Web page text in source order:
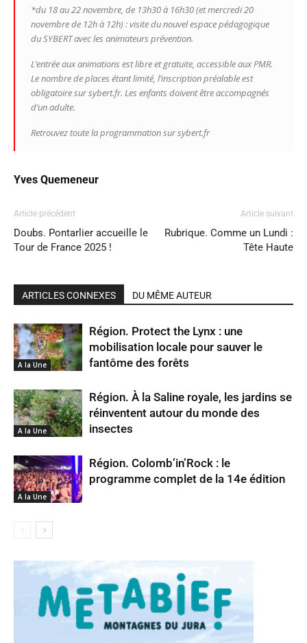
*du 18 au 22 novembre, de 13h30 à 16h30 (et mercredi 20
novembre de 12h à 12h) : visite du nouvel espace pédagogique
du SYBERT avec les animateurs prévention.
L’entrée aux animations est libre et gratuite, accessible aux PMR.
Le nombre de places étant limité, l’inscription préalable est
obligatoire sur sybert.fr. Les enfants doivent être accompagnés
d’un adulte.
Retrouvez toute la programmation sur sybert.fr
Yves Quemeneur
Article précédent
Doubs. Pontarlier accueille le
Tour de France 2025 !
Article suivant
Rubrique. Comme un Lundi :
Tête Haute
ARTICLES CONNEXES DU MÊME AUTEUR
A la Une
Région. Protect the Lynx : une
mobilisation locale pour sauver le
fantôme des forêts
A la Une
Région. À la Saline royale, les jardins se
réinventent autour du monde des
insectes
A la Une
Région. Colomb’in’Rock : le
programme complet de la 14e édition